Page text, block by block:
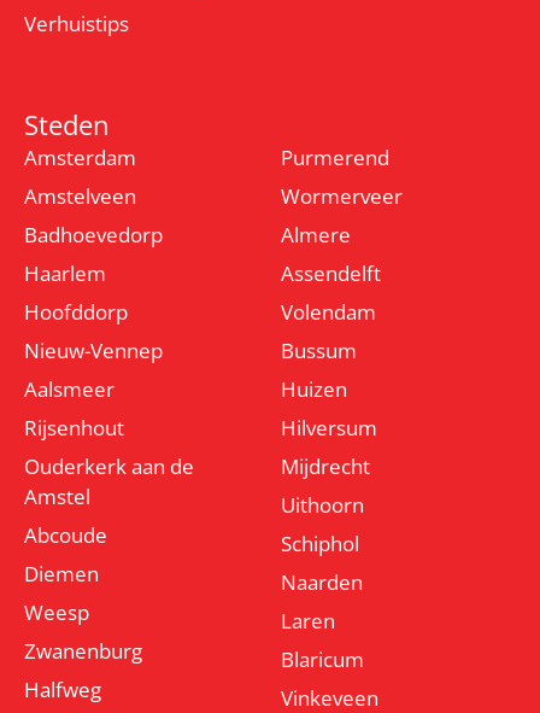
Verhuistips
Steden
Amsterdam
Amstelveen
Badhoevedorp
Haarlem
Hoofddorp
Nieuw-Vennep
Aalsmeer
Rijsenhout
Ouderkerk aan de
Amstel
Abcoude
Diemen
Weesp
Zwanenburg
Halfweg
Purmerend
Wormerveer
Almere
Assendelft
Volendam
Bussum
Huizen
Hilversum
Mijdrecht
Uithoorn
Schiphol
Naarden
Laren
Blaricum
Vinkeveen